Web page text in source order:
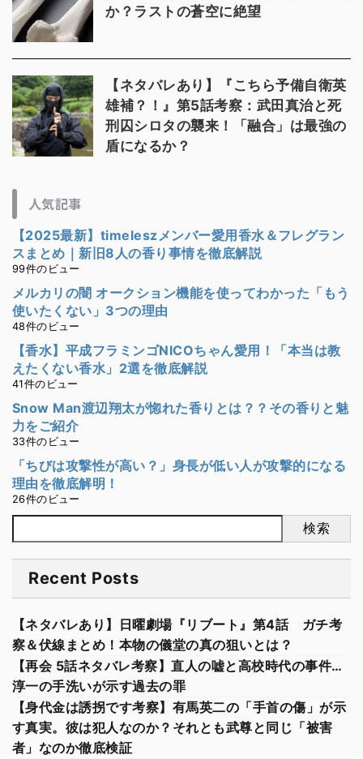
か？ラストの蒼空に絶望
【ネタバレあり】『こちら予備自衛英
雄補？！』第5話考察：武田真治と死
刑囚シロタの襲来！「融合」は最強の
盾になるか？
人気記事
【2025最新】timeleszメンバー愛用香水＆フレグラン
スまとめ｜新旧8人の香り事情を徹底解説
99件のビュー
メルカリの闇 オークション機能を使ってわかった「もう
使いたくない」3つの理由
48件のビュー
【香水】平成フラミンゴNICOちゃん愛用！「本当は教
えたくない香水」2選を徹底解説
41件のビュー
Snow Man渡辺翔太が惚れた香りとは？？その香りと魅
力をご紹介
33件のビュー
「ちびは攻撃性が高い？」身長が低い人が攻撃的になる
理由を徹底解明！
26件のビュー
検索
Recent Posts
【ネタバレあり】日曜劇場『リブート』第4話 ガチ考
察＆伏線まとめ！本物の儀堂の真の狙いとは？
【再会 5話ネタバレ考察】直人の嘘と高校時代の事件…
淳一の手洗いが示す過去の罪
【身代金は誘拐です考察】有馬英二の「手首の傷」が示
す真実。彼は犯人なのか？それとも武尊と同じ「被害
者」なのか徹底検証